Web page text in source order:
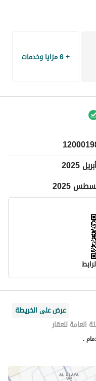
+ 6 مزايا وخدمات
عرض على الخريطة
العامة للعقار
.